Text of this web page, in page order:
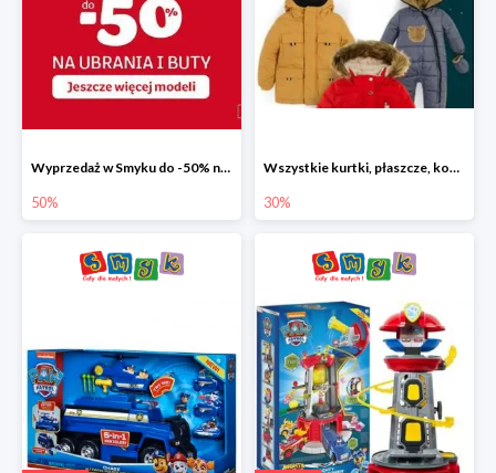
Wyprzedaż w Smyku do -50% na ubrania i buty
50%
Wszystkie kurtki, płaszcze, kombinezony i spodnie narciarskie -30%
30%